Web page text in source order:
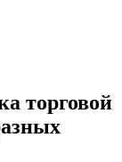
марки.
принципе
в
заявок и
позволяя им
даже если
шаблоном
торговой